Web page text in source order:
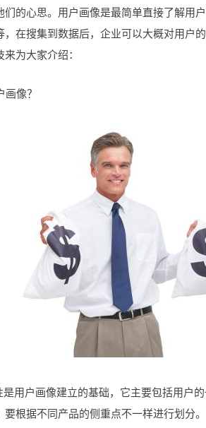
们的心思。用户画像是最简单直接了解用
在搜集到数据后，企业可以大概对用户
为大家介绍：
像？
用户画像建立的基础，它主要包括用户
要根据不同产品的侧重点不一样进行划分